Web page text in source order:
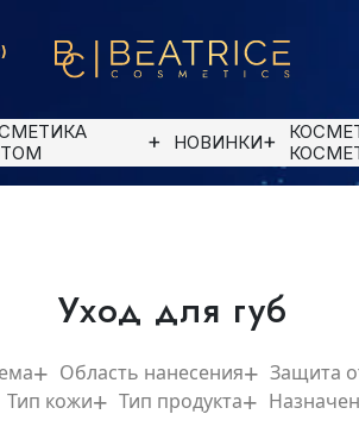
НОВИНКИ
Уход для губ
Область нанесения Защита
Тип кожи Тип продукта